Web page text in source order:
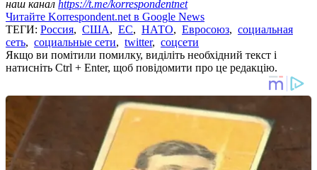
наш канал https://t.me/korrespondentnet
Читайте Korrespondent.net в Google News
ТЕГИ: Россия, США, ЕС, НАТО, Евросоюз, социальная
сеть, социальные сети, twitter, соцсети
Якщо ви помітили помилку, виділіть необхідний текст і
натисніть Ctrl + Enter, щоб повідомити про це редакцію.